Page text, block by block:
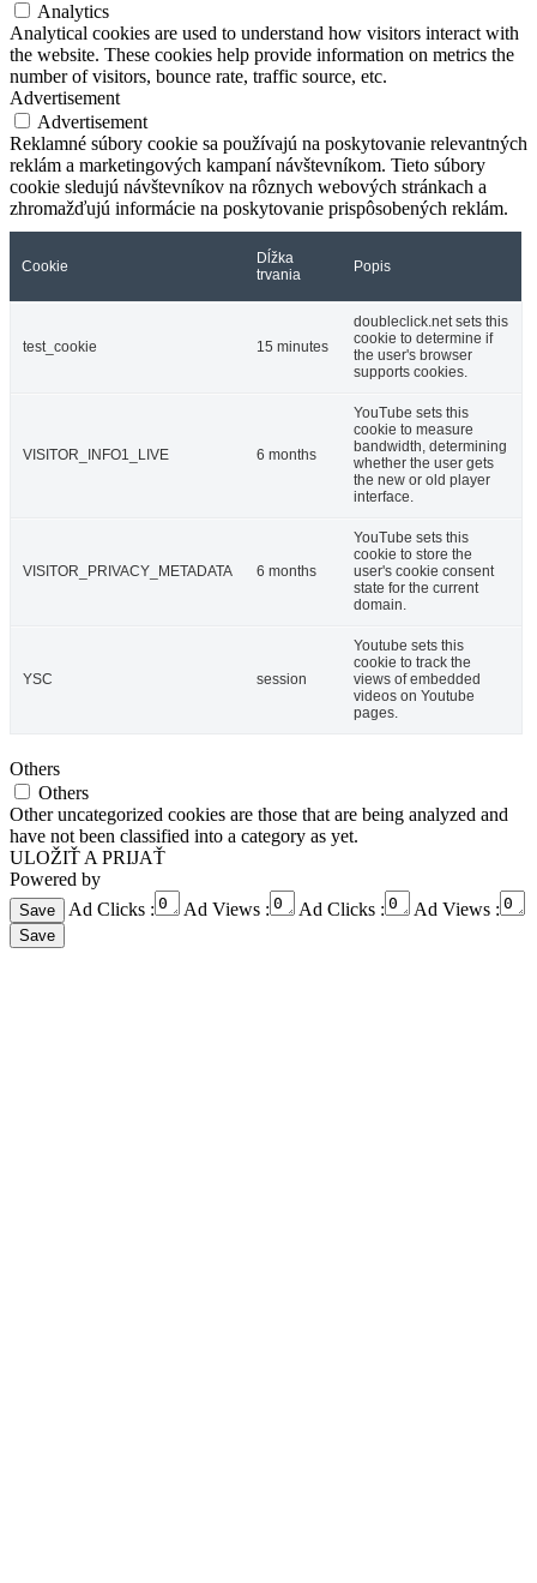
Analytics
Analytical cookies are used to understand how visitors interact with
the website. These cookies help provide information on metrics the
number of visitors, bounce rate, traffic source, etc.
Advertisement
Advertisement
Reklamné súbory cookie sa používajú na poskytovanie relevantných
reklám a marketingových kampaní návštevníkom. Tieto súbory
cookie sledujú návštevníkov na rôznych webových stránkach a
zhromažďujú informácie na poskytovanie prispôsobených reklám.
Cookie
Dĺžka
trvania
Popis
test_cookie 15 minutes
doubleclick.net sets this
cookie to determine if
the user's browser
supports cookies.
VISITOR_INFO1_LIVE 6 months
YouTube sets this
cookie to measure
bandwidth, determining
whether the user gets
the new or old player
interface.
VISITOR_PRIVACY_METADATA 6 months
YouTube sets this
cookie to store the
user's cookie consent
state for the current
domain.
YSC session
Youtube sets this
cookie to track the
views of embedded
videos on Youtube
pages.
Others
Others
Other uncategorized cookies are those that are being analyzed and
have not been classified into a category as yet.
ULOŽIŤ A PRIJAŤ
Powered by
Ad Clicks :
Ad Views : Ad Clicks : Ad Views :